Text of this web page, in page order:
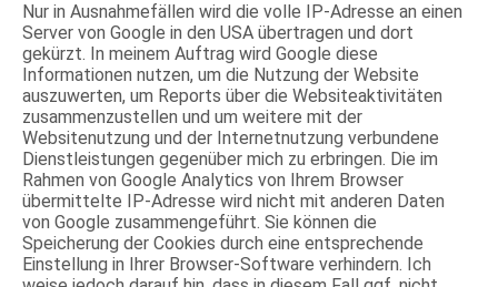
Nur in Ausnahmefällen wird die volle IP-Adresse an einen
Server von Google in den USA übertragen und dort
gekürzt. In meinem Auftrag wird Google diese
Informationen nutzen, um die Nutzung der Website
auszuwerten, um Reports über die Websiteaktivitäten
zusammenzustellen und um weitere mit der
Websitenutzung und der Internetnutzung verbundene
Dienstleistungen gegenüber mich zu erbringen. Die im
Rahmen von Google Analytics von Ihrem Browser
übermittelte IP-Adresse wird nicht mit anderen Daten
von Google zusammengeführt. Sie können die
Speicherung der Cookies durch eine entsprechende
Einstellung in Ihrer Browser-Software verhindern. Ich